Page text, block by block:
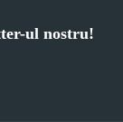
ul nostru!